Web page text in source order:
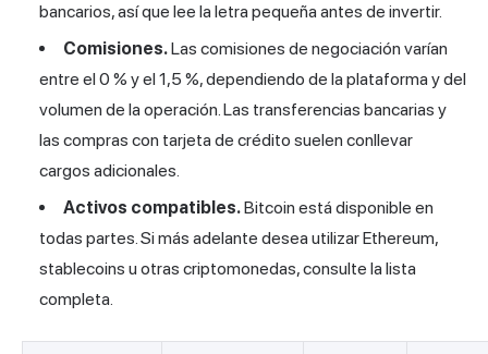
bancarios, así que lee la letra pequeña antes de invertir.
Comisiones.Las comisiones de negociación varían
entre el 0 % y el 1,5 %, dependiendo de la plataforma y del
volumen de la operación. Las transferencias bancarias y
las compras con tarjeta de crédito suelen conllevar
cargos adicionales.
Activos compatibles.Bitcoin está disponible en
todas partes. Si más adelante desea utilizar Ethereum,
stablecoins u otras criptomonedas, consulte la lista
completa.